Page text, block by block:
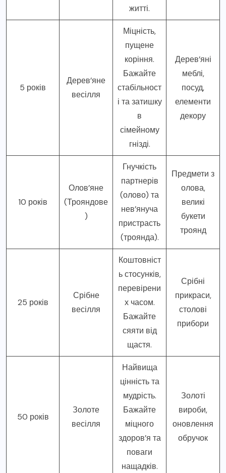
житті.
5 років
Дерев’яне
весілля
Міцність,
пущене
коріння.
Бажайте
стабільност
і та затишку
в
сімейному
гнізді.
Дерев’яні
меблі,
посуд,
елементи
декору
10 років
Олов’яне
(Трояндове
)
Гнучкість
партнерів
(олово) та
нев’януча
пристрасть
(троянда).
Предмети з
олова,
великі
букети
троянд
25 років
Срібне
весілля
Коштовніст
ь стосунків,
перевірени
х часом.
Бажайте
сяяти від
щастя.
Срібні
прикраси,
столові
прибори
50 років
Золоте
весілля
Найвища
цінність та
мудрість.
Бажайте
міцного
здоров’я та
поваги
нащадків.
Золоті
вироби,
оновлення
обручок